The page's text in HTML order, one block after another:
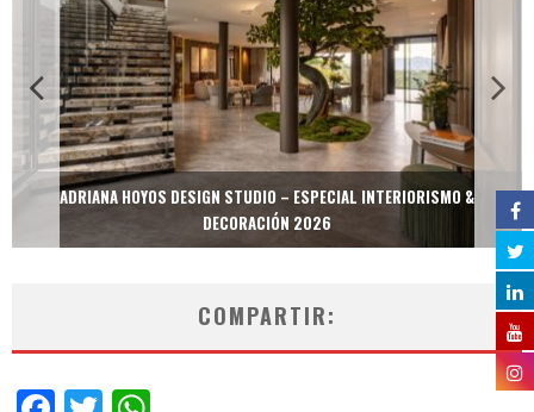
ADRIANA HOYOS DESIGN STUDIO – ESPECIAL INTERIORISMO &
DECORACIÓN 2026
COMPARTIR: